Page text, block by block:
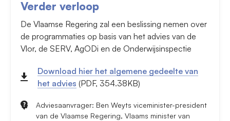
Verder verloop
De Vlaamse Regering zal een beslissing nemen over
de programmaties op basis van het advies van de
Vlor, de SERV, AgODi en de Onderwijsinspectie
Download hier het algemene gedeelte van
het advies (PDF, 354.38KB)
Adviesaanvrager: Ben Weyts viceminister-president
van de Vlaamse Regering, Vlaams minister van